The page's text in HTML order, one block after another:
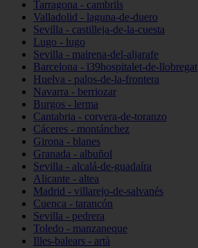
Tarragona - cambrils
Valladolid - laguna-de-duero
Sevilla - castilleja-de-la-cuesta
Lugo - lugo
Sevilla - mairena-del-aljarafe
Barcelona - l39hospitalet-de-llobregat
Huelva - palos-de-la-frontera
Navarra - berriozar
Burgos - lerma
Cantabria - corvera-de-toranzo
Cáceres - montánchez
Girona - blanes
Granada - albuñol
Sevilla - alcalá-de-guadaíra
Alicante - altea
Madrid - villarejo-de-salvanés
Cuenca - tarancón
Sevilla - pedrera
Toledo - manzaneque
Illes-balears - artà